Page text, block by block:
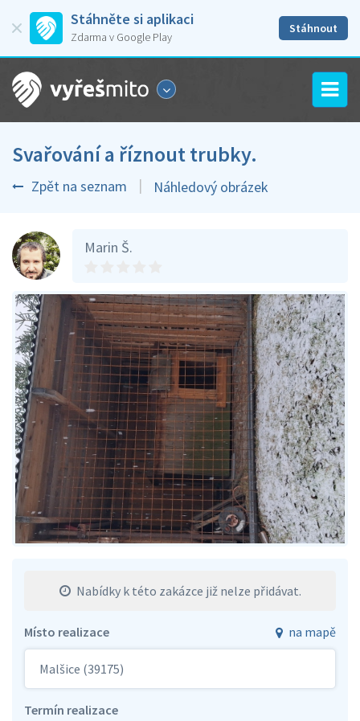
Stáhněte si aplikaci
Zdarma v Google Play
Stáhnout
Svařování a říznout trubky.
Zpět na seznam Náhledový obrázek
Marin Š.
Nabídky k této zakázce již nelze přidávat.
Místo realizace na mapě
Malšice (39175)
Termín realizace